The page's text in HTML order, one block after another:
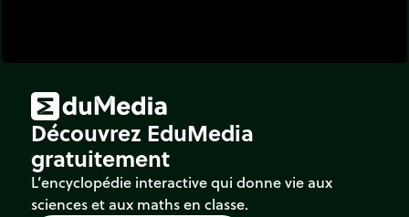
Lunes : c’est le mois lunaire ou lunaison.
Découvrez EduMedia
gratuitement
L’encyclopédie interactive qui donne vie aux
sciences et aux maths en classe.